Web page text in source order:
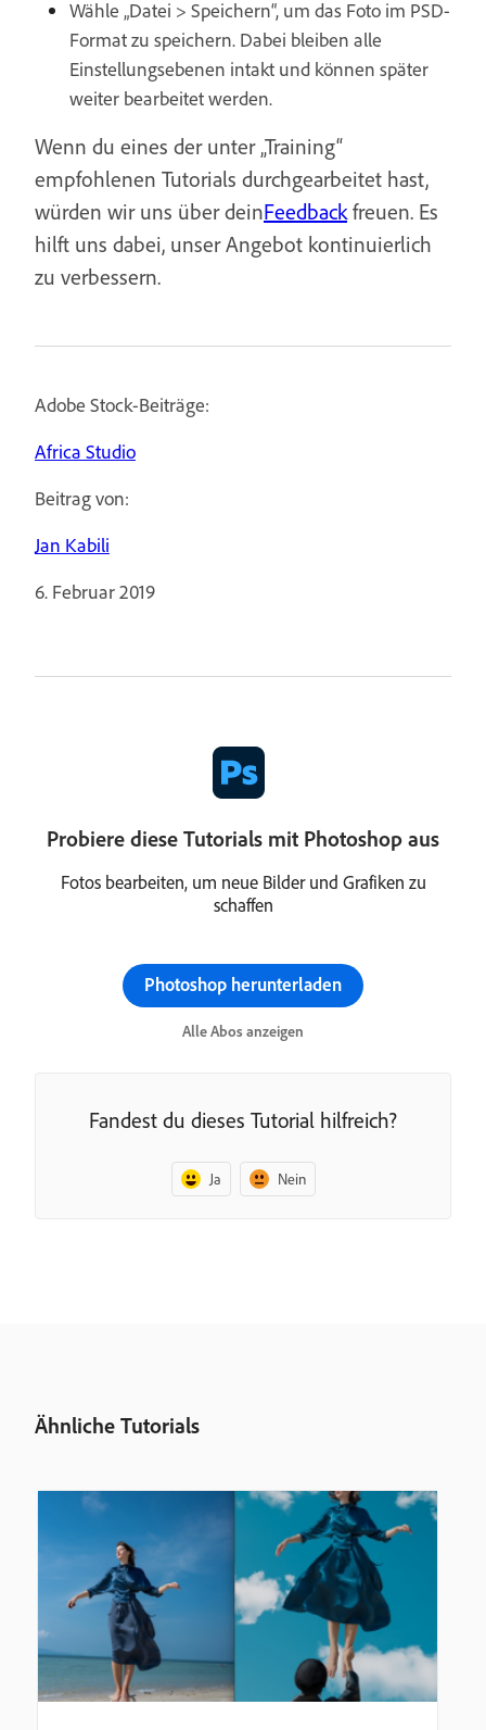
Wähle „Datei > Speichern“, um das Foto im PSD-
Format zu speichern. Dabei bleiben alle
Einstellungsebenen intakt und können später
weiter bearbeitet werden.
Wenn du eines der unter „Training“
empfohlenen Tutorials durchgearbeitet hast,
würden wir uns über deinFeedbackfreuen. Es
hilft uns dabei, unser Angebot kontinuierlich
zu verbessern.
Adobe Stock-Beiträge:
Africa Studio
Beitrag von:
Jan Kabili
6. Februar 2019
Probiere diese Tutorials mit Photoshop aus
Fotos bearbeiten, um neue Bilder und Grafiken zu
schaffen
Photoshop herunterladen
Alle Abos anzeigen
Fandest du dieses Tutorial hilfreich?
Ja Nein
Ähnliche Tutorials